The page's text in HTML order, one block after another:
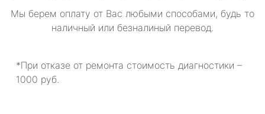
Мы берем оплату от Вас любыми способами, будь то
наличный или безналиный перевод.
*При отказе от ремонта стоимость диагностики –
1000 руб.